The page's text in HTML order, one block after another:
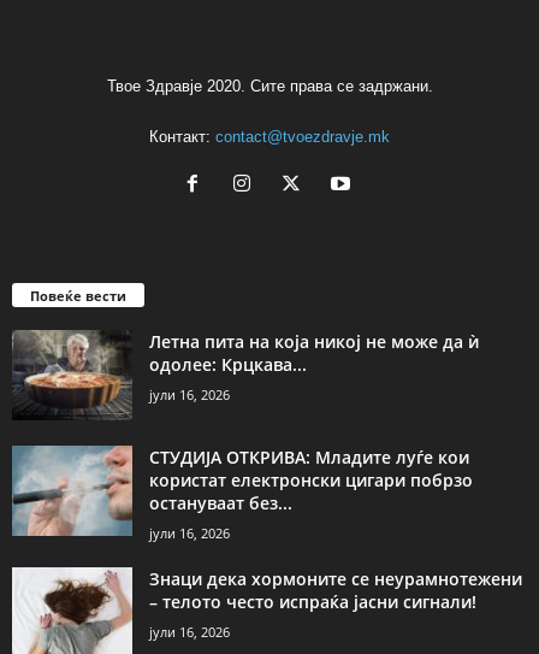
Твое Здравје 2020. Сите права се задржани.
Контакт: contact@tvoezdravje.mk
Повеќе вести
Летна пита на која никој не може да ѝ
одолее: Крцкава...
јули 16, 2026
СТУДИЈА ОТКРИВА: Младите луѓе кои
користат електронски цигари побрзо
остануваат без...
јули 16, 2026
Знаци дека хормоните се неурамнотежени
– телото често испраќа јасни сигнали!
јули 16, 2026